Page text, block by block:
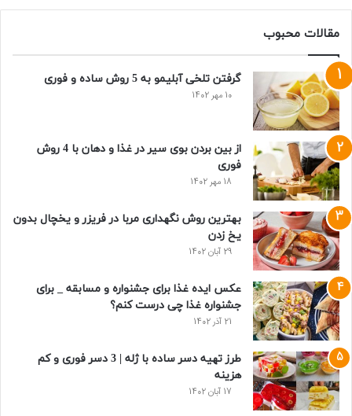
مقالات محبوب
گرفتن تلخی آبلیمو به 5 روش ساده و فوری
10 مهر 1402
از بین بردن بوی سیر در غذا و دهان با 4 روش
فوری
18 مهر 1402
بهترین روش نگهداری مربا در فریزر و یخچال بدون
یخ زدن
29 آبان 1402
عکس ایده غذا برای جشنواره و مسابقه _ برای
جشنواره غذا چی درست کنم؟
21 آذر 1402
طرز تهیه دسر ساده با ژله | 3 دسر فوری و کم
هزینه
17 آبان 1402